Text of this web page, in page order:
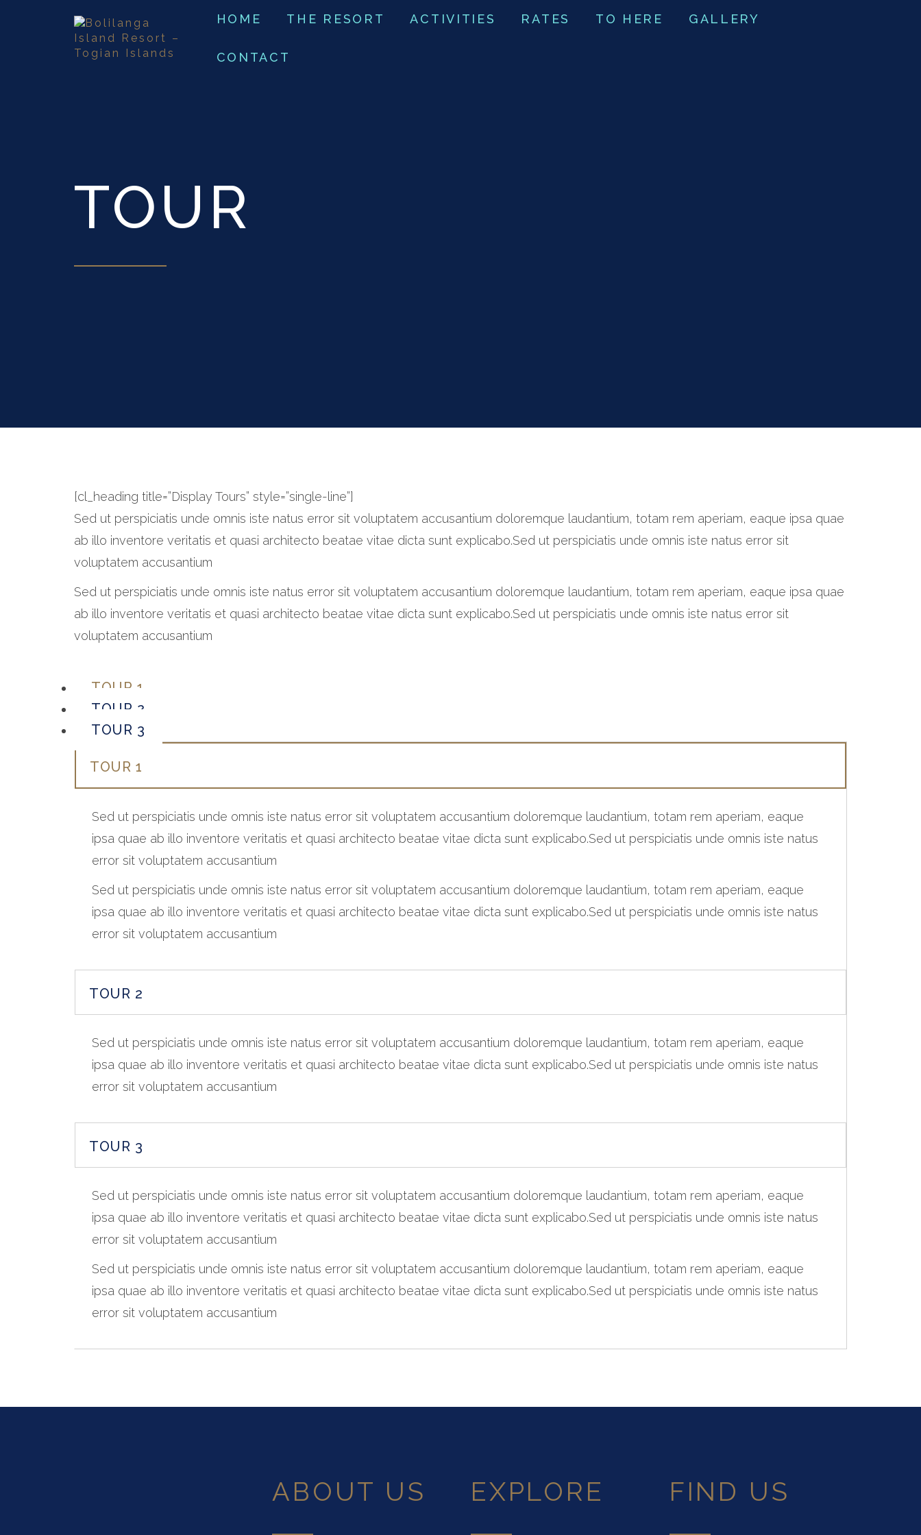
HOME THE RESORT ACTIVITIES RATES TO HERE GALLERY
CONTACT
TOUR
[cl_heading title=”Display Tours” style=”single-line”]
Sed ut perspiciatis unde omnis iste natus error sit voluptatem accusantium doloremque laudantium, totam rem aperiam, eaque ipsa quae
ab illo inventore veritatis et quasi architecto beatae vitae dicta sunt explicabo.Sed ut perspiciatis unde omnis iste natus error sit
voluptatem accusantium
Sed ut perspiciatis unde omnis iste natus error sit voluptatem accusantium doloremque laudantium, totam rem aperiam, eaque ipsa quae
ab illo inventore veritatis et quasi architecto beatae vitae dicta sunt explicabo.Sed ut perspiciatis unde omnis iste natus error sit
voluptatem accusantium
TOUR 1
TOUR 2
TOUR 3
TOUR 1
Sed ut perspiciatis unde omnis iste natus error sit voluptatem accusantium doloremque laudantium, totam rem aperiam, eaque
ipsa quae ab illo inventore veritatis et quasi architecto beatae vitae dicta sunt explicabo.Sed ut perspiciatis unde omnis iste natus
error sit voluptatem accusantium
Sed ut perspiciatis unde omnis iste natus error sit voluptatem accusantium doloremque laudantium, totam rem aperiam, eaque
ipsa quae ab illo inventore veritatis et quasi architecto beatae vitae dicta sunt explicabo.Sed ut perspiciatis unde omnis iste natus
error sit voluptatem accusantium
TOUR 2
Sed ut perspiciatis unde omnis iste natus error sit voluptatem accusantium doloremque laudantium, totam rem aperiam, eaque
ipsa quae ab illo inventore veritatis et quasi architecto beatae vitae dicta sunt explicabo.Sed ut perspiciatis unde omnis iste natus
error sit voluptatem accusantium
TOUR 3
Sed ut perspiciatis unde omnis iste natus error sit voluptatem accusantium doloremque laudantium, totam rem aperiam, eaque
ipsa quae ab illo inventore veritatis et quasi architecto beatae vitae dicta sunt explicabo.Sed ut perspiciatis unde omnis iste natus
error sit voluptatem accusantium
Sed ut perspiciatis unde omnis iste natus error sit voluptatem accusantium doloremque laudantium, totam rem aperiam, eaque
ipsa quae ab illo inventore veritatis et quasi architecto beatae vitae dicta sunt explicabo.Sed ut perspiciatis unde omnis iste natus
error sit voluptatem accusantium
ABOUT US EXPLORE FIND US